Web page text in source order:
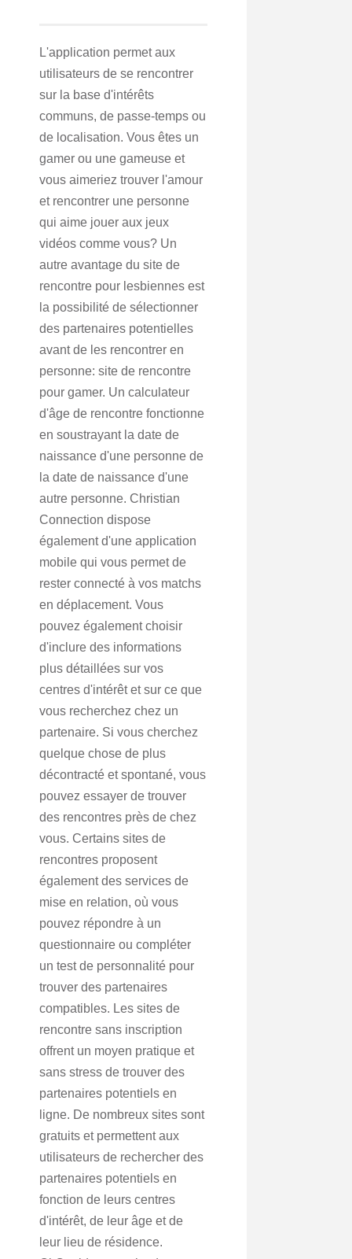
L'application permet aux
utilisateurs de se rencontrer
sur la base d'intérêts
communs, de passe-temps ou
de localisation. Vous êtes un
gamer ou une gameuse et
vous aimeriez trouver l'amour
et rencontrer une personne
qui aime jouer aux jeux
vidéos comme vous? Un
autre avantage du site de
rencontre pour lesbiennes est
la possibilité de sélectionner
des partenaires potentielles
avant de les rencontrer en
personne: site de rencontre
pour gamer. Un calculateur
d'âge de rencontre fonctionne
en soustrayant la date de
naissance d'une personne de
la date de naissance d'une
autre personne. Christian
Connection dispose
également d'une application
mobile qui vous permet de
rester connecté à vos matchs
en déplacement. Vous
pouvez également choisir
d'inclure des informations
plus détaillées sur vos
centres d'intérêt et sur ce que
vous recherchez chez un
partenaire. Si vous cherchez
quelque chose de plus
décontracté et spontané, vous
pouvez essayer de trouver
des rencontres près de chez
vous. Certains sites de
rencontres proposent
également des services de
mise en relation, où vous
pouvez répondre à un
questionnaire ou compléter
un test de personnalité pour
trouver des partenaires
compatibles. Les sites de
rencontre sans inscription
offrent un moyen pratique et
sans stress de trouver des
partenaires potentiels en
ligne. De nombreux sites sont
gratuits et permettent aux
utilisateurs de rechercher des
partenaires potentiels en
fonction de leurs centres
d'intérêt, de leur âge et de
leur lieu de résidence.